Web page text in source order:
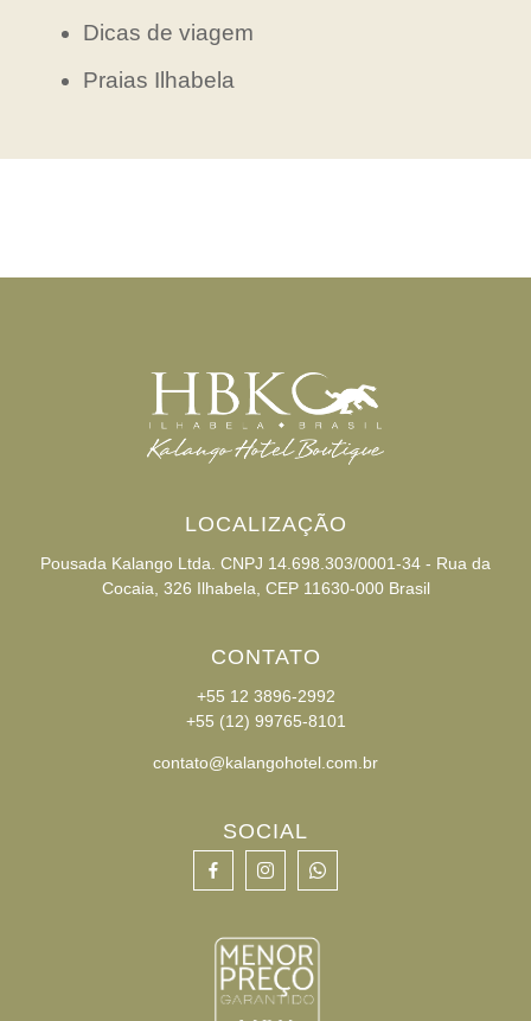
Dicas de viagem
Praias Ilhabela
LOCALIZAÇÃO
Pousada Kalango Ltda. CNPJ 14.698.303/0001-34 - Rua da
Cocaia, 326 Ilhabela, CEP 11630-000 Brasil
CONTATO
+55 12 3896-2992
+55 (12) 99765-8101
contato@kalangohotel.com.br
SOCIAL